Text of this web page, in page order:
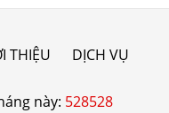
THIỆU
DỊCH VỤ
này: 528528